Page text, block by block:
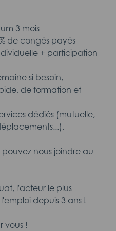
3 mois
de congés payés
+ participation
si besoin,
de formation et
dédiés (mutuelle,
pouvez nous joindre au
l'acteur le plus
depuis 3 ans !
vous !